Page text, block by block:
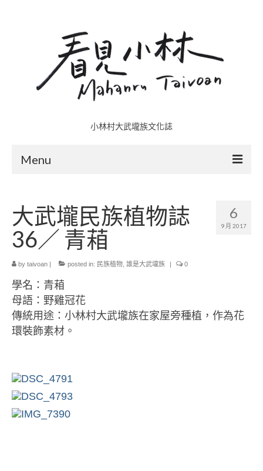
小林村大武壠族文化誌
Menu
五里埔
日光小林
小愛小林
媒體上的小林
誰是大武壠族
語言傳承
工藝服飾
民族植物
6
9 月 2017
大武壠民族植物誌
36／ 青葙
by taivoan | posted in: 民族植物 誰是大武壠族 | 0
學名：青葙
母語：野雞冠花
傳統用途：小林村大武壠族在家屋旁種植，作為花
環裝飾素材。